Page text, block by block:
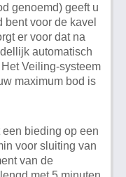
genoemd) geeft u
voor de kavel
er voor dat na
automatisch
Veiling-systeem
maximum bod is
een bieding op een
voor sluiting van
van de